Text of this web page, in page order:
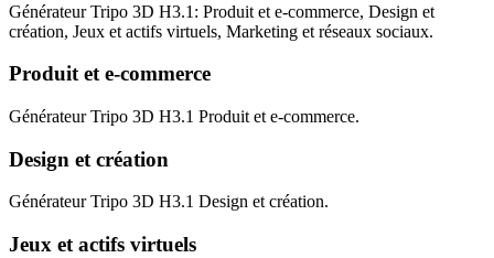
Générateur Tripo 3D H3.1: Produit et e-commerce, Design et
création, Jeux et actifs virtuels, Marketing et réseaux sociaux.
Produit et e-commerce
Générateur Tripo 3D H3.1 Produit et e-commerce.
Design et création
Générateur Tripo 3D H3.1 Design et création.
Jeux et actifs virtuels